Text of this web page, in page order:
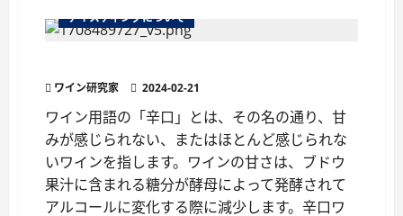
『ク
リ
て
う
い
う
意
味？
に
つ
い
テイスティングについて
ワイン研究家 2024-02-21
ワイン用語の「辛口」とは、その名の通り、甘
みが感じられない、またはほとんど感じられな
いワインを指します。ワインの甘さは、ブドウ
果汁に含まれる糖分が酵母によって発酵されて
アルコールに変化する際に減少します。辛口ワ